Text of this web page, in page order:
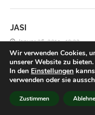
JASI
Januar 26, 2013 - 19:22
Süß
TIM
Wir verwenden Cookies,
unserer Website zu bieten.
In den Einstellungen
verwenden oder sie
Zustimmen